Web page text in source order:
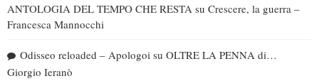
ANTOLOGIA DEL TEMPO CHE RESTA su Crescere, la guerra –
Francesca Mannocchi
Odisseo reloaded – Apologoi su OLTRE LA PENNA di…
Giorgio Ieranò